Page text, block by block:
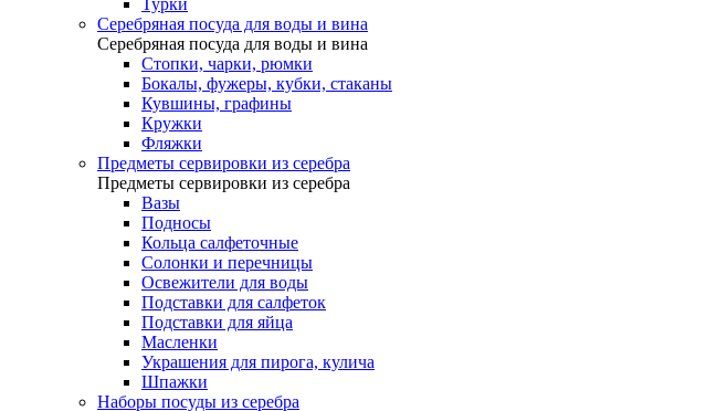
Турки
Серебряная посуда для воды и вина
Серебряная посуда для воды и вина
Стопки, чарки, рюмки
Бокалы, фужеры, кубки, стаканы
Кувшины, графины
Кружки
Фляжки
Предметы сервировки из серебра
Предметы сервировки из серебра
Вазы
Подносы
Кольца салфеточные
Солонки и перечницы
Освежители для воды
Подставки для салфеток
Подставки для яйца
Масленки
Украшения для пирога, кулича
Шпажки
Наборы посуды из серебра